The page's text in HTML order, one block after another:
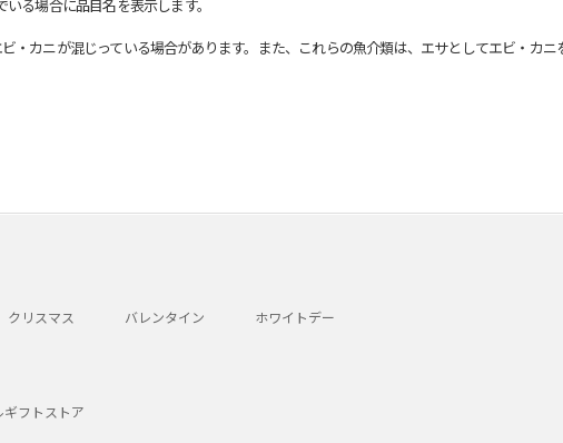
る場合に品目名を表示します。
カニが混じっている場合があります。また、これらの魚介類は、エサとしてエビ・カニ
クリスマス バレンタイン ホワイトデー
ギフトストア